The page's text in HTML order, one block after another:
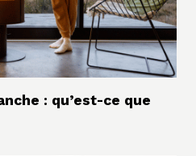
: qu’est-ce que